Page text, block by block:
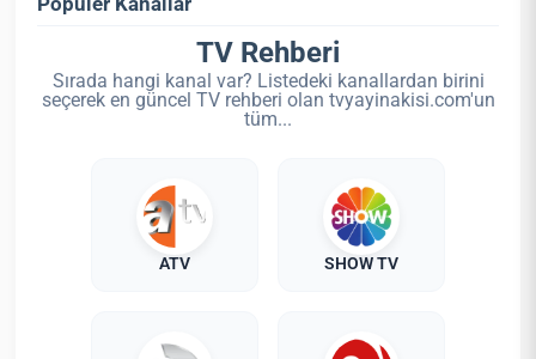
TV Rehberi
Sırada hangi kanal var? Listedeki kanallardan birini
seçerek en güncel TV rehberi olan tvyayinakisi.com'un
tüm...
ATV SHOW TV